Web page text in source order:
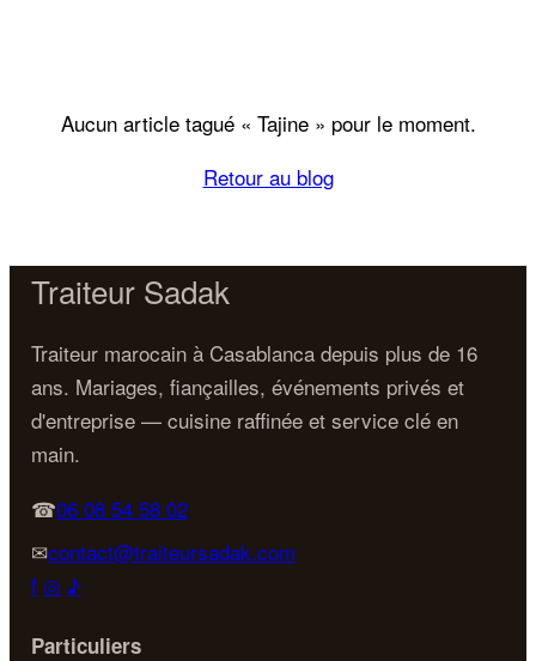
Aucun article tagué « Tajine » pour le moment.
Retour au blog
Traiteur Sadak
Traiteur marocain à Casablanca depuis plus de 16
ans. Mariages, fiançailles, événements privés et
d'entreprise — cuisine raffinée et service clé en
main.
☎06 08 54 58 02
✉contact@traiteursadak.com
f ◎ ♪
Particuliers